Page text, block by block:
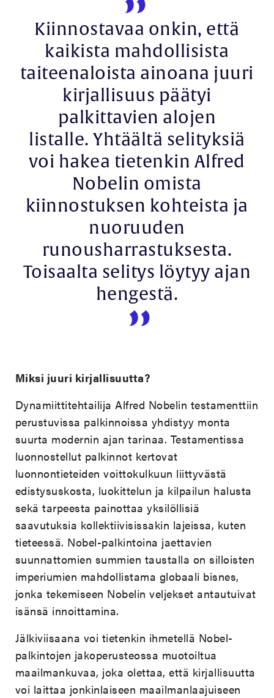
Kiinnostavaa onkin, että
kaikista mahdollisista
taiteenaloista ainoana juuri
kirjallisuus päätyi
palkittavien alojen
listalle. Yhtäältä selityksiä
voi hakea tietenkin Alfred
Nobelin omista
kiinnostuksen kohteista ja
nuoruuden
runousharrastuksesta.
Toisaalta selitys löytyy ajan
hengestä.
Miksi juuri kirjallisuutta?
Dynamiittitehtailija Alfred Nobelin testamenttiin
perustuvissa palkinnoissa yhdistyy monta
suurta modernin ajan tarinaa. Testamentissa
luonnostellut palkinnot kertovat
luonnontieteiden voittokulkuun liittyvästä
edistysuskosta, luokittelun ja kilpailun halusta
sekä tarpeesta painottaa yksilöllisiä
saavutuksia kollektiivisissakin lajeissa, kuten
tieteessä. Nobel-palkintoina jaettavien
suunnattomien summien taustalla on silloisten
imperiumien mahdollistama globaali bisnes,
jonka tekemiseen Nobelin veljekset antautuivat
isänsä innoittamina.
Jälkiviisaana voi tietenkin ihmetellä Nobel-
palkintojen jakoperusteossa muotoiltua
maailmankuvaa, joka olettaa, että kirjallisuutta
voi laittaa jonkinlaiseen maailmanlaajuiseen